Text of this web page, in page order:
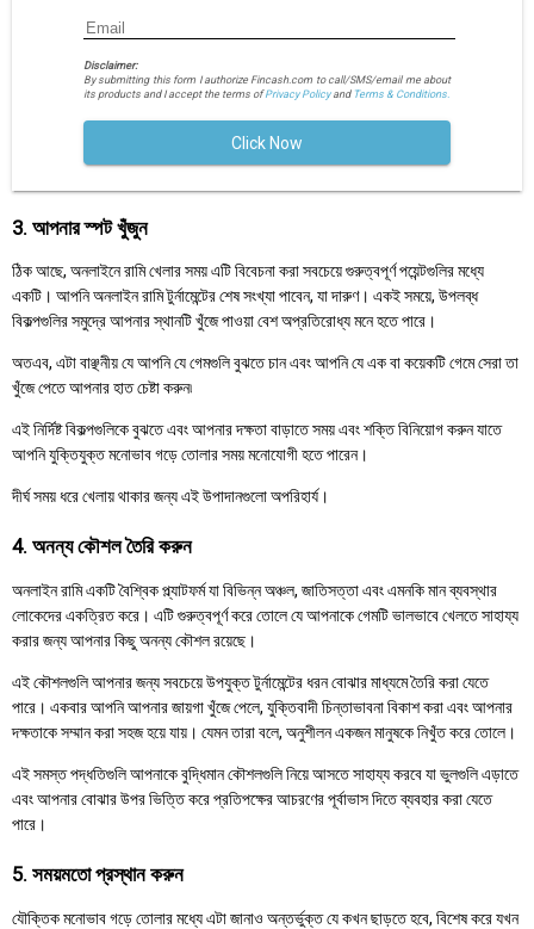
Disclaimer:
By submitting this form I authorize Fincash.com to call/SMS/email me about
its products and I accept the terms ofPrivacy Policyand Terms & Conditions.
Click Now
3. আপনার স্পট খুঁজুন
ঠিক আছে, অনলাইনে রামি খেলার সময় এটি বিবেচনা করা সবচেয়ে গুরুত্বপূর্ণ পয়েন্টগুলির মধ্যে
একটি। আপনি অনলাইন রামি টুর্নামেন্টের শেষ সংখ্যা পাবেন, যা দারুণ। একই সময়ে, উপলব্ধ
বিকল্পগুলির সমুদ্রে আপনার স্থানটি খুঁজে পাওয়া বেশ অপ্রতিরোধ্য মনে হতে পারে।
অতএব, এটা বাঞ্ছনীয় যে আপনি যে গেমগুলি বুঝতে চান এবং আপনি যে এক বা কয়েকটি গেমে সেরা তা
খুঁজে পেতে আপনার হাত চেষ্টা করুন৷
এই নির্দিষ্ট বিকল্পগুলিকে বুঝতে এবং আপনার দক্ষতা বাড়াতে সময় এবং শক্তি বিনিয়োগ করুন যাতে
আপনি যুক্তিযুক্ত মনোভাব গড়ে তোলার সময় মনোযোগী হতে পারেন।
দীর্ঘ সময় ধরে খেলায় থাকার জন্য এই উপাদানগুলো অপরিহার্য।
4. অনন্য কৌশল তৈরি করুন
অনলাইন রামি একটি বৈশ্বিক প্ল্যাটফর্ম যা বিভিন্ন অঞ্চল, জাতিসত্তা এবং এমনকি মান ব্যবস্থার
লোকেদের একত্রিত করে। এটি গুরুত্বপূর্ণ করে তোলে যে আপনাকে গেমটি ভালভাবে খেলতে সাহায্য
করার জন্য আপনার কিছু অনন্য কৌশল রয়েছে।
এই কৌশলগুলি আপনার জন্য সবচেয়ে উপযুক্ত টুর্নামেন্টের ধরন বোঝার মাধ্যমে তৈরি করা যেতে
পারে। একবার আপনি আপনার জায়গা খুঁজে পেলে, যুক্তিবাদী চিন্তাভাবনা বিকাশ করা এবং আপনার
দক্ষতাকে সম্মান করা সহজ হয়ে যায়। যেমন তারা বলে, অনুশীলন একজন মানুষকে নিখুঁত করে তোলে।
এই সমস্ত পদ্ধতিগুলি আপনাকে বুদ্ধিমান কৌশলগুলি নিয়ে আসতে সাহায্য করবে যা ভুলগুলি এড়াতে
এবং আপনার বোঝার উপর ভিত্তি করে প্রতিপক্ষের আচরণের পূর্বাভাস দিতে ব্যবহার করা যেতে
পারে।
5. সময়মতো প্রস্থান করুন
যৌক্তিক মনোভাব গড়ে তোলার মধ্যে এটা জানাও অন্তর্ভুক্ত যে কখন ছাড়তে হবে, বিশেষ করে যখন